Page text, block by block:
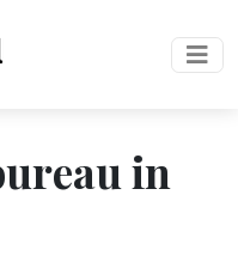
in